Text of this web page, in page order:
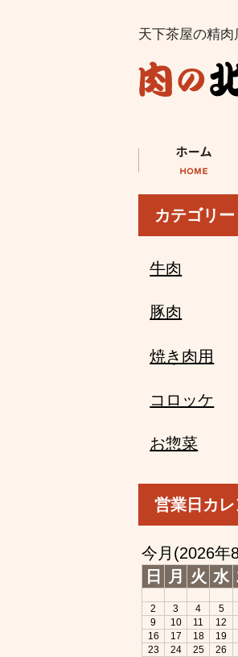
天下茶屋の精
カテゴリー
牛肉
豚肉
焼き肉用
コロッケ
お惣菜
営業日カ
今月(2026年
日
月 火 水
2
3 4 5
9
10 11 12
16
17 18 19
23
24 25 26